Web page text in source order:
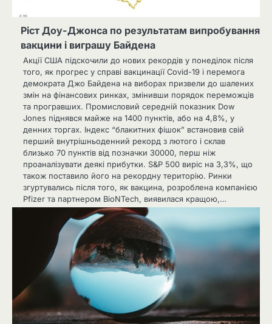
Ріст Доу-Джонса по результатам випробування
вакцини і виграшу Байдена
Акції США підскочили до нових рекордів у понеділок після
того, як прогрес у справі вакцинації Covid-19 і перемога
демократа Джо Байдена на виборах призвели до шалених
змін на фінансових ринках, змінивши порядок переможців
та програвших. Промисловий середній показник Dow
Jones піднявся майже на 1400 пунктів, або на 4,8%, у
денних торгах. Індекс “блакитних фішок” встановив свій
перший внутрішньоденний рекорд з лютого і склав
близько 70 пунктів від позначки 30000, перш ніж
проаналізувати деякі прибутки. S&P 500 виріс на 3,3%, що
також поставило його на рекордну територію. Ринки
згуртувались після того, як вакцина, розроблена компанією
Pfizer та партнером BioNTech, виявилася кращою,…